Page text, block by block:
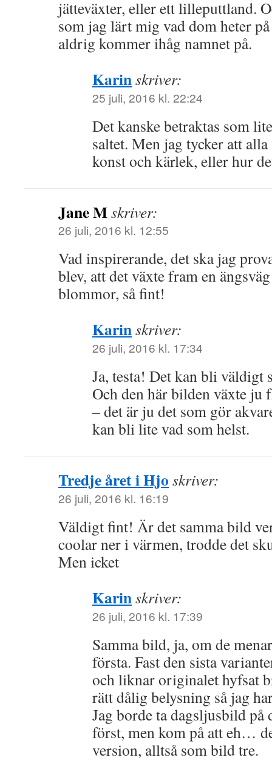
jätteväxter, eller ett lilleputtland.
som jag lärt mig vad dom heter
aldrig kommer ihåg namnet på.
Karinskriver:
25 juli, 2016 kl. 22:24
Det kanske betraktas som
saltet. Men jag tycker att
konst och kärlek, eller hur
Jane Mskriver:
26 juli, 2016 kl. 12:55
Vad inspirerande, det ska jag
blev, att det växte fram en
blommor, så fint!
Karinskriver:
26 juli, 2016 kl. 17:34
Ja, testa! Det kan bli väldigt
Och den här bilden växte ju
– det är ju det som gör
kan bli lite vad som helst.
Tredje året i Hjo skriver:
26 juli, 2016 kl. 16:19
Väldigt fint! Är det samma bild
coolar ner i värmen, trodde det
Men icket
Karinskriver:
26 juli, 2016 kl. 17:39
Samma bild, ja, om de
första. Fast den sista
och liknar originalet hyfsat
rätt dålig belysning så jag
Jag borde ta dagsljusbild på
först, men kom på att eh…
version, alltså som bild tre.